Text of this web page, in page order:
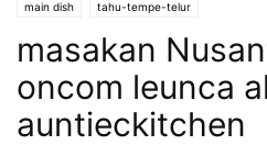
main dish tahu-tempe-telur
masakan
oncom leunca
auntieckitchen